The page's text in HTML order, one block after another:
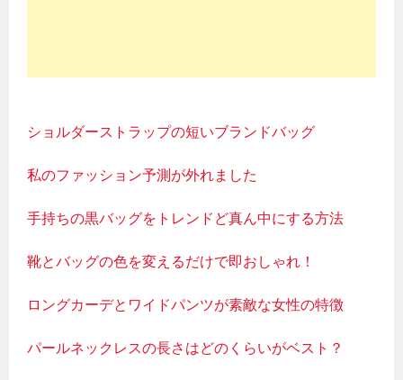
ショルダーストラップの短いブランドバッグ
私のファッション予測が外れました
手持ちの黒バッグをトレンドど真ん中にする方法
靴とバッグの色を変えるだけで即おしゃれ！
ロングカーデとワイドパンツが素敵な女性の特徴
パールネックレスの長さはどのくらいがベスト？